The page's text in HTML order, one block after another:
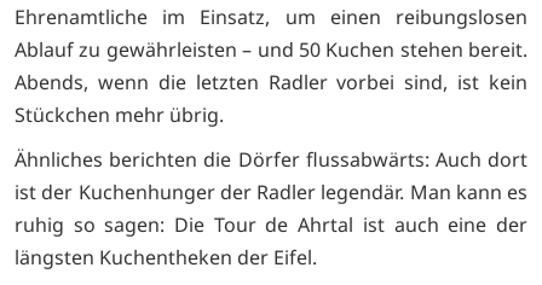
Ehrenamtliche im Einsatz, um einen reibungslosen
Ablauf zu gewährleisten – und 50 Kuchen stehen bereit.
Abends, wenn die letzten Radler vorbei sind, ist kein
Stückchen mehr übrig.
Ähnliches berichten die Dörfer flussabwärts: Auch dort
ist der Kuchenhunger der Radler legendär. Man kann es
ruhig so sagen: Die Tour de Ahrtal ist auch eine der
längsten Kuchentheken der Eifel.